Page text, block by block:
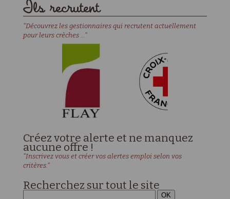
Ils recrutent
"Découvrez les gestionnaires qui recrutent actuellement
pour leurs crèches ..."
Créez votre alerte et ne manquez
aucune offre !
"Inscrivez vous et créer vos alertes emploi selon vos
critères."
Recherchez sur tout le site